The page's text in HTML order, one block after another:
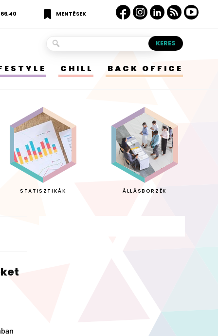
MENTÉSEK
CHILL BACK OFFICE
STATISZTIKÁK ÁLLÁSBÖRZÉK